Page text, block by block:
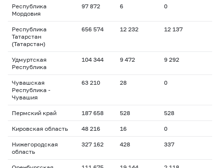
Республика
Мордовия
97 872 6 0
Республика
Татарстан
(Татарстан)
656 574 12 232 12 137
Удмуртская
Республика
104 344 9 472 9 292
Чувашская
Республика -
Чувашия
63 210 28 0
Пермский край 187 658 528 528
Кировская область 48 216 16 0
Нижегородская
область
327 162 428 337